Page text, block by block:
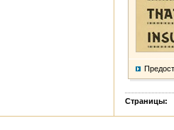
Страницы: